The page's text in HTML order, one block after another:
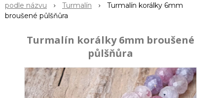
podle názvu
Turmalín
Turmalín korálky 6mm
broušené půlšňůra
Turmalín korálky 6mm broušené
půlšňůra